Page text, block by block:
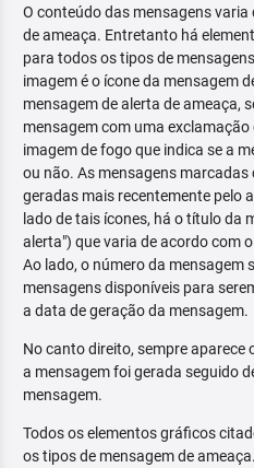
O conteúdo das mensagens
de ameaça. Entretanto há
para todos os tipos de
imagem é o ícone da mensagem
mensagem de alerta de ameaça,
mensagem com uma
imagem de fogo que indica se a
ou não. As mensagens marcadas
geradas mais recentemente pelo
lado de tais ícones, há o título da
alerta") que varia de acordo com
Ao lado, o número da mensagem
mensagens disponíveis para
a data de geração da mensagem.
No canto direito, sempre aparece
a mensagem foi gerada seguido
mensagem.
Todos os elementos gráficos
os tipos de mensagem de